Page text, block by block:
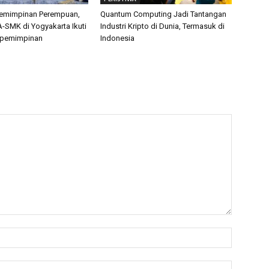
Perempuan,
SMK di Yogyakarta Ikuti
Quantum Computing Jadi Tantangan
Industri Kripto di Dunia, Termasuk di
Indonesia